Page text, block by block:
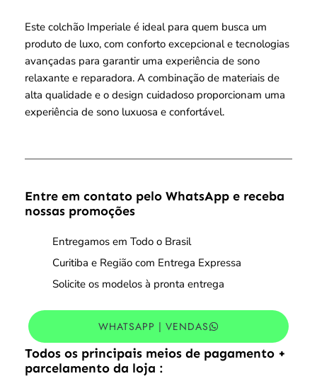
Este colchão Imperiale é ideal para quem busca um
produto de luxo, com conforto excepcional e tecnologias
avançadas para garantir uma experiência de sono
relaxante e reparadora. A combinação de materiais de
alta qualidade e o design cuidadoso proporcionam uma
experiência de sono luxuosa e confortável.
Entre em contato pelo WhatsApp e receba
nossas promoções
Entregamos em Todo o Brasil
Curitiba e Região com Entrega Expressa
Solicite os modelos à pronta entrega
WHATSAPP | VENDAS
Todos os principais meios de pagamento +
parcelamento da loja :